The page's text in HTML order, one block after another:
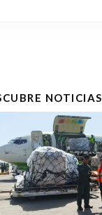
NOTICIAS